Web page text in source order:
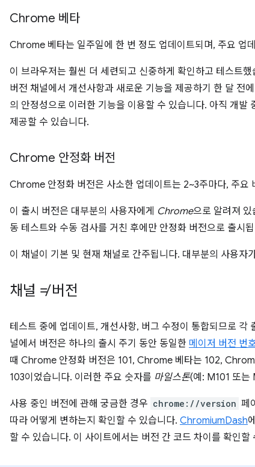
Chrome 베타
Chrome 베타는 일주일에 한 번 정도 업데이트되며, 주요 업
이 브라우저는 훨씬 더 세련되고 신중하게 확인하고 테스트
버전 채널에서 개선사항과 새로운 기능을 제공하기 한 달 전
의 안정성으로 이러한 기능을 이용할 수 있습니다. 아직 개
제공할 수 있습니다.
Chrome 안정화 버전
Chrome 안정화 버전은 사소한 업데이트는 2~3주마다, 주요
이 출시 버전은 대부분의 사용자에게 Chrome으로 알려져
동 테스트와 수동 검사를 거친 후에만 안정화 버전으로 출시
이 채널이 기본 및 현재 채널로 간주됩니다. 대부분의 사용자
채널 ≠ 버전
테스트 중에 업데이트, 개선사항, 버그 수정이 통합되므로
널에서 버전은 하나의 출시 주기 동안 동일한 메이저 버전 번
때 Chrome 안정화 버전은 101, Chrome 베타는 102,
103이었습니다. 이러한 주요 숫자를 마일스톤(예: M101 또는
사용 중인 버전에 관해 궁금한 경우 chrome://version 페
따라 어떻게 변하는지 확인할 수 있습니다. ChromiumDash
할 수 있습니다. 이 사이트에서는 버전 간 코드 차이를 확인할